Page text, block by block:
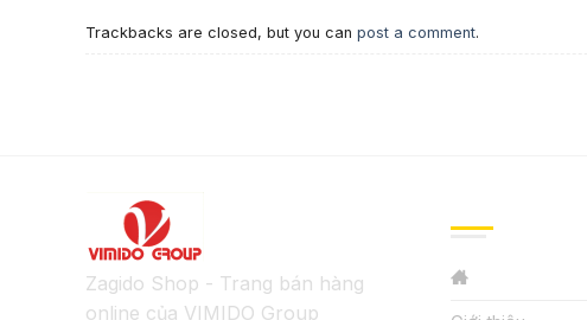
Trackbacks are closed, but you can post a comment.
Zagido Shop - Trang bán hàng
online của VIMIDO Group